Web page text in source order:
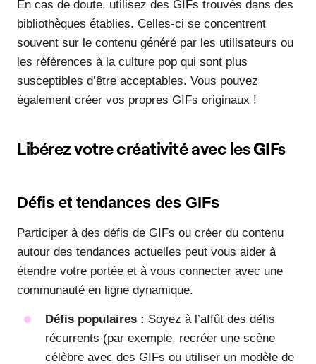
En cas de doute, utilisez des GIFs trouvés dans des
bibliothèques établies. Celles-ci se concentrent
souvent sur le contenu généré par les utilisateurs ou
les références à la culture pop qui sont plus
susceptibles d’être acceptables. Vous pouvez
également créer vos propres GIFs originaux !
Libérez votre créativité avec les GIFs
Défis et tendances des GIFs
Participer à des défis de GIFs ou créer du contenu
autour des tendances actuelles peut vous aider à
étendre votre portée et à vous connecter avec une
communauté en ligne dynamique.
Défis populaires : Soyez à l’affût des défis
récurrents (par exemple, recréer une scène
célèbre avec des GIFs ou utiliser un modèle de